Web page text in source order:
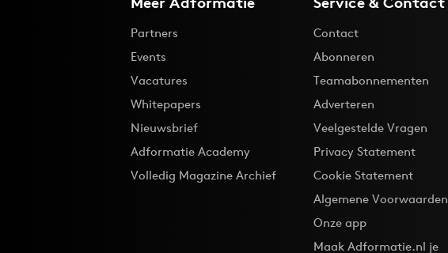
Partners
Events
Vacatures
Whitepapers
Nieuwsbrief
Adformatie Academy
Volledig Magazine Archief
Contact
Abonneren
Teamabonnementen
Adverteren
Veelgestelde Vragen
Privacy Statement
Cookie Statement
Algemene Voorwaarden
Onze app
Maak Adformatie.nl je